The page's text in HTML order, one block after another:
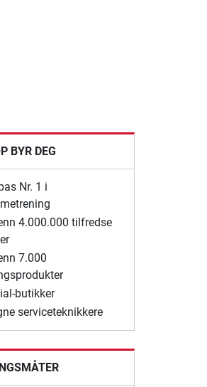
BYR DEG
Nr. 1 i
4.000.000 tilfredse
7.000
butikker
serviceteknikkere